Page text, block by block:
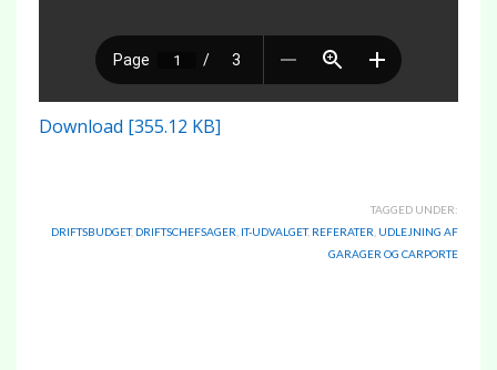
Download [355.12 KB]
TAGGED UNDER:
DRIFTSBUDGET, DRIFTSCHEFSAGER IT-UDVALGET, REFERATER UDLEJNING AF
GARAGER OG CARPORTE